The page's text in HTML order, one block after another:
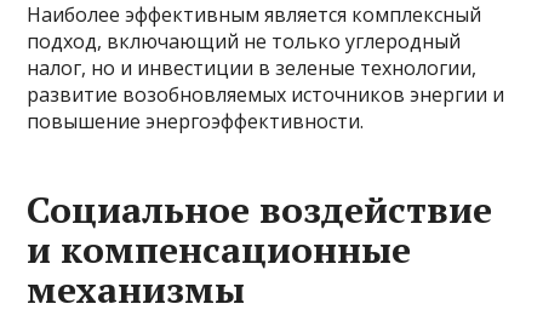
Наиболее эффективным является комплексный
подход, включающий не только углеродный
налог, но и инвестиции в зеленые технологии,
развитие возобновляемых источников энергии и
повышение энергоэффективности.
Социальное воздействие
и компенсационные
механизмы